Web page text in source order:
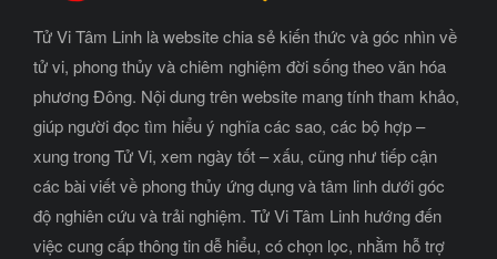
Tử Vi Tâm Linh là website chia sẻ kiến thức và góc nhìn về
tử vi, phong thủy và chiêm nghiệm đời sống theo văn hóa
phương Đông. Nội dung trên website mang tính tham khảo,
giúp người đọc tìm hiểu ý nghĩa các sao, các bộ hợp –
xung trong Tử Vi, xem ngày tốt – xấu, cũng như tiếp cận
các bài viết về phong thủy ứng dụng và tâm linh dưới góc
độ nghiên cứu và trải nghiệm. Tử Vi Tâm Linh hướng đến
việc cung cấp thông tin dễ hiểu, có chọn lọc, nhằm hỗ trợ